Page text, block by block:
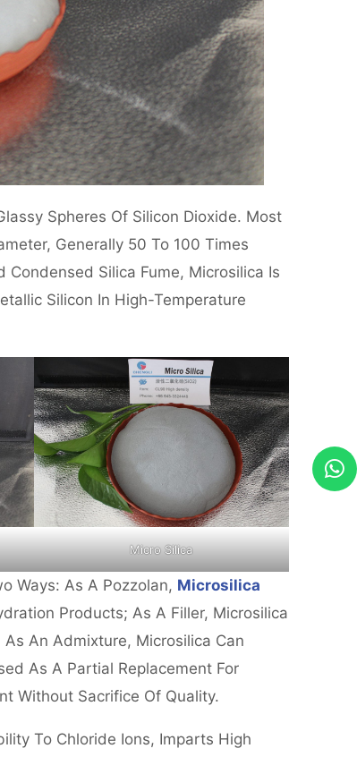
Spheres Of Silicon Dioxide. Most
Generally 50 To 100 Times
Condensed Silica Fume, Microsilica Is
Silicon In High-Temperature
Micro Silica
Ways: As A Pozzolan, Microsilica
Products; As A Filler, Microsilica
An Admixture, Microsilica Can
As A Partial Replacement For
Without Sacrifice Of Quality.
To Chloride Ions, Imparts High